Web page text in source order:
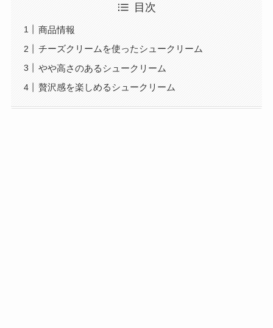
目次
商品情報
チーズクリームを使ったシュークリーム
やや高さのあるシュークリーム
贅沢感を楽しめるシュークリーム